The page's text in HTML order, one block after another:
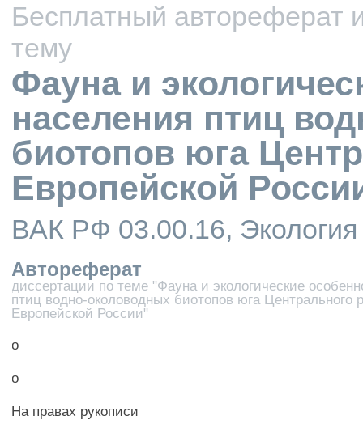
Бесплатный автореферат
тему
Фауна и
населения птиц
биотопов юга
Европейской
ВАК РФ 03.00.16, Экология
Автореферат
диссертации по теме "Фауна и экологические
птиц водно-околоводных биотопов юга Центрального
Европейской России"
о
о
На правах рукописи